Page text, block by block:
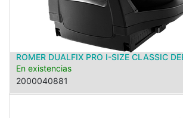
ROMER DUALFIX PRO I-SIZE CLASSIC
En existencias
2000040881